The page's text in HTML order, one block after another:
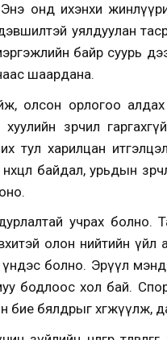
онд ихэнхи
уялдуулан
байр суурь
шаардана.
олсон орлогоо
зөрчил
тул харилцан
байдал, урьдын
учрах болно.
олон нийтийн үйл
үндэс болно. Эрүүл
бодлоос хол бай.
бие бялдрыг хөгжүүлж,